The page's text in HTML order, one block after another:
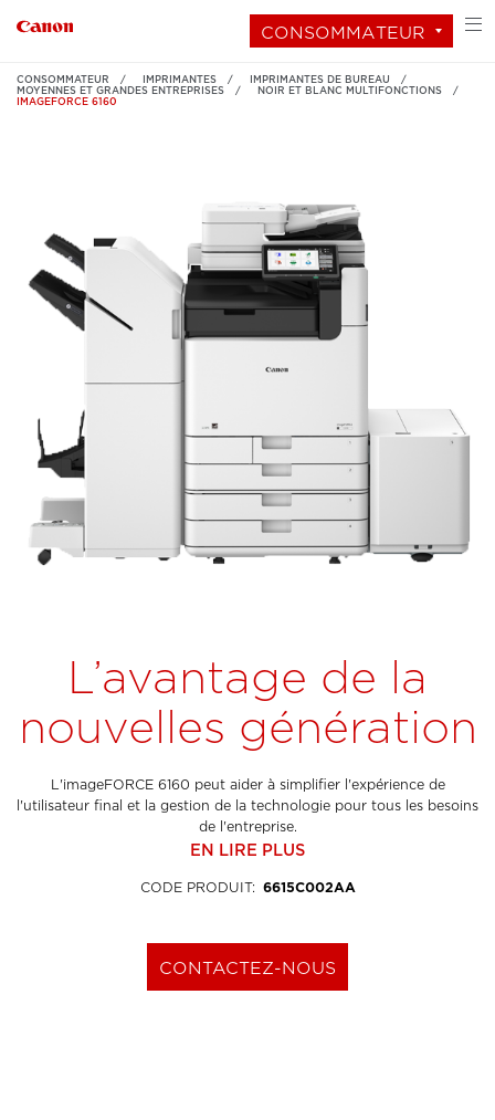
CONSOMMATEUR
CONSOMMATEUR IMPRIMANTES
IMPRIMANTES DE BUREAU
MOYENNES ET GRANDES ENTREPRISES
NOIR ET BLANC MULTIFONCTIONS
IMAGEFORCE 6160
L’avantage de la
nouvelles génération
L'imageFORCE 6160 peut aider à simplifier l'expérience de
l'utilisateur final et la gestion de la technologie pour tous les besoins
de l'entreprise.
EN LIRE PLUS
CODE PRODUIT: 6615C002AA
CONTACTEZ-NOUS